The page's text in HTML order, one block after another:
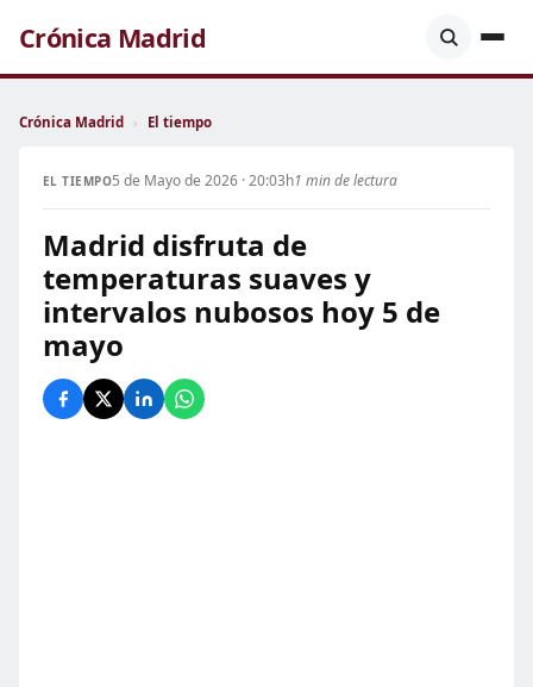
Crónica Madrid
Crónica Madrid › El tiempo
EL TIEMPO5 de Mayo de 2026 · 20:03h1 min de lectura
Madrid disfruta de
temperaturas suaves y
intervalos nubosos hoy 5 de
mayo